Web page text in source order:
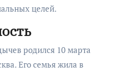
целей.
родился 10 марта
Его семья жила в